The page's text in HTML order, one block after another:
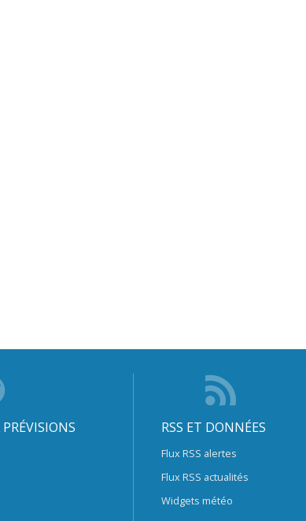
RSS ET DONNÉES
Flux RSS alertes
Flux RSS actualités
Widgets météo